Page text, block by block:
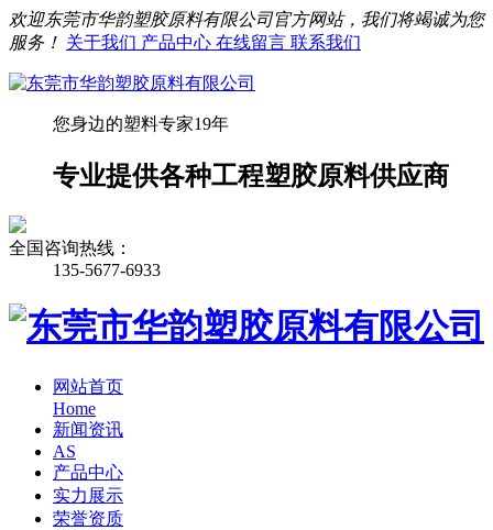
欢迎东莞市华韵塑胶原料有限公司官方网站，我们将竭诚为您
服务！ 关于我们 产品中心 在线留言 联系我们
您身边的塑料专家19年
专业提供各种工程塑胶原料供应商
全国咨询热线：
135-5677-6933
网站首页
Home
新闻资讯
AS
产品中心
实力展示
荣誉资质